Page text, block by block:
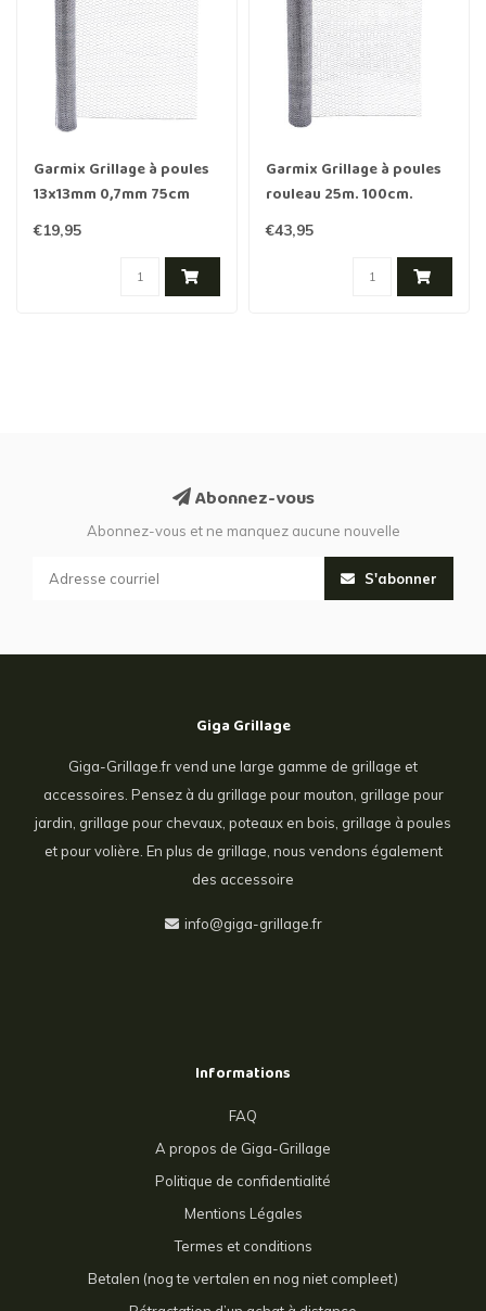
Garmix Grillage à poules
13x13mm 0,7mm 75cm
10m galvanisé
€19,95
Garmix Grillage à poules
rouleau 25m. 100cm.
13mm. 0,7mm galvanisée
€43,95
Abonnez-vous
Abonnez-vous et ne manquez aucune nouvelle
S'abonner
Giga Grillage
Giga-Grillage.fr vend une large gamme de grillage et
accessoires. Pensez à du grillage pour mouton, grillage pour
jardin, grillage pour chevaux, poteaux en bois, grillage à poules
et pour volière. En plus de grillage, nous vendons également
des accessoire
info@giga-grillage.fr
Informations
FAQ
A propos de Giga-Grillage
Politique de confidentialité
Mentions Légales
Termes et conditions
Betalen (nog te vertalen en nog niet compleet)